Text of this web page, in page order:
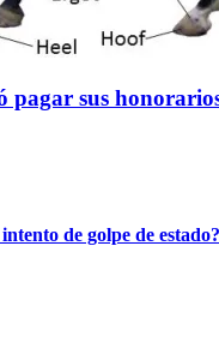
sus
de golpe de